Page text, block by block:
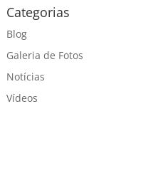
Categorias
Blog
Galeria de Fotos
Notícias
Vídeos